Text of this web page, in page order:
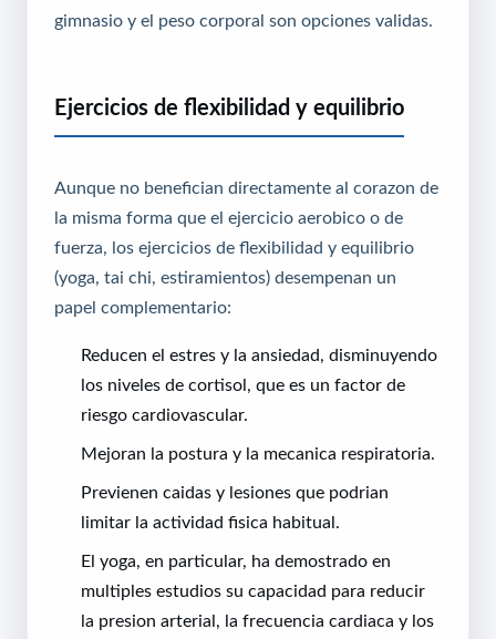
gimnasio y el peso corporal son opciones validas.
Ejercicios de flexibilidad y equilibrio
Aunque no benefician directamente al corazon de
la misma forma que el ejercicio aerobico o de
fuerza, los ejercicios de flexibilidad y equilibrio
(yoga, tai chi, estiramientos) desempenan un
papel complementario:
Reducen el estres y la ansiedad, disminuyendo
los niveles de cortisol, que es un factor de
riesgo cardiovascular.
Mejoran la postura y la mecanica respiratoria.
Previenen caidas y lesiones que podrian
limitar la actividad fisica habitual.
El yoga, en particular, ha demostrado en
multiples estudios su capacidad para reducir
la presion arterial, la frecuencia cardiaca y los